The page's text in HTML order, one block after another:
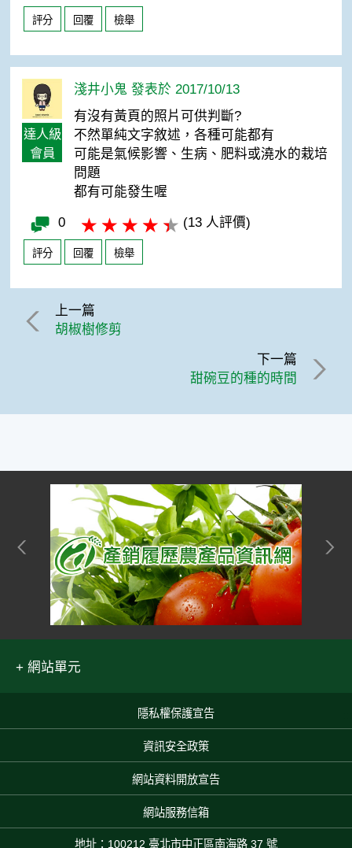
評分 回覆 檢舉
達人級
會員
淺井小鬼 發表於 2017/10/13
有沒有黃頁的照片可供判斷?
不然單純文字敘述，各種可能都有
可能是氣候影響、生病、肥料或澆水的栽培
問題
都有可能發生喔
0 (13 人評價)
評分 回覆 檢舉
上一篇
胡椒樹修剪
下一篇
甜碗豆的種的時間
網站單元
隱私權保護宣告
資訊安全政策
網站資料開放宣告
網站服務信箱
地址：100212 臺北市中正區南海路 37 號